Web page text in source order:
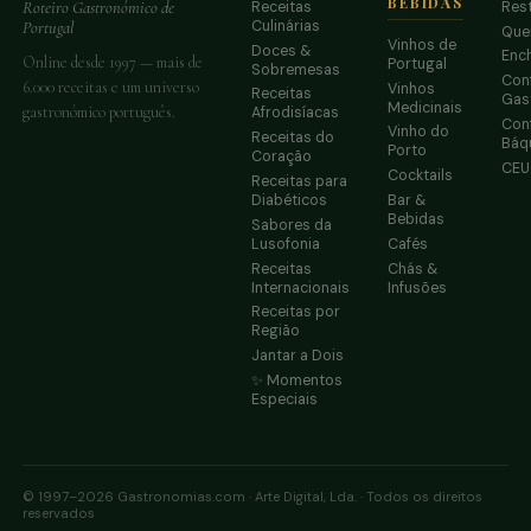
Roteiro Gastronómico de
Portugal
Online desde 1997 — mais de
6.000 receitas e um universo
gastronómico português.
Receitas
Culinárias
Doces &
Sobremesas
Receitas
Afrodisíacas
Receitas do
Coração
Receitas para
Diabéticos
Sabores da
Lusofonia
Receitas
Internacionais
Receitas por
Região
Jantar a Dois
✨ Momentos
Especiais
Vinhos de
Portugal
Vinhos
Medicinais
Vinho do
Porto
Cocktails
Bar &
Bebidas
Cafés
Chás &
Infusões
© 1997–2026 Gastronomias.com · Arte Digital, Lda. · Todos os direitos
reservados